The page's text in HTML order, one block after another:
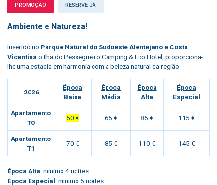
PROMOÇÃO RESERVE JÁ
Ambiente e Natureza!
Inserido no Parque Natural do Sudoeste Alentejano e Costa
Vicentina o Ilha do Pessegueiro Camping & Eco Hotel , proporciona-
lhe uma estadia em harmonia com a beleza natural da região.
2026
Época
Baixa
Época
Média
Época
Alta
Época
Especial
Apartamento
T0
50 € 65 € 85 € 115 €
Apartamento
T1
70 € 85 € 110 € 145 €
Época Alta: minimo 4 noites
Época Especial: minimo 5 noites